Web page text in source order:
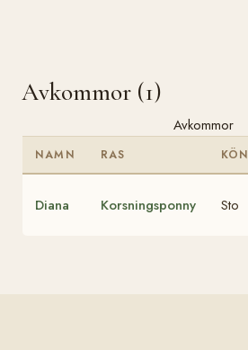
Avkommor (1)
Avkommor
NAMN RAS KÖN
Diana Korsningsponny Sto